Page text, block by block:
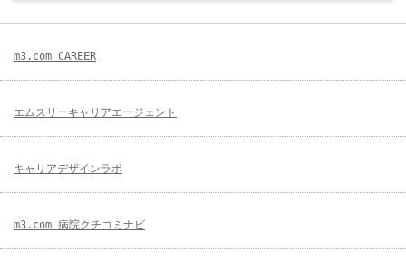
m3.com CAREER
エムスリーキャリアエージェント
キャリアデザインラボ
m3.com 病院クチコミナビ